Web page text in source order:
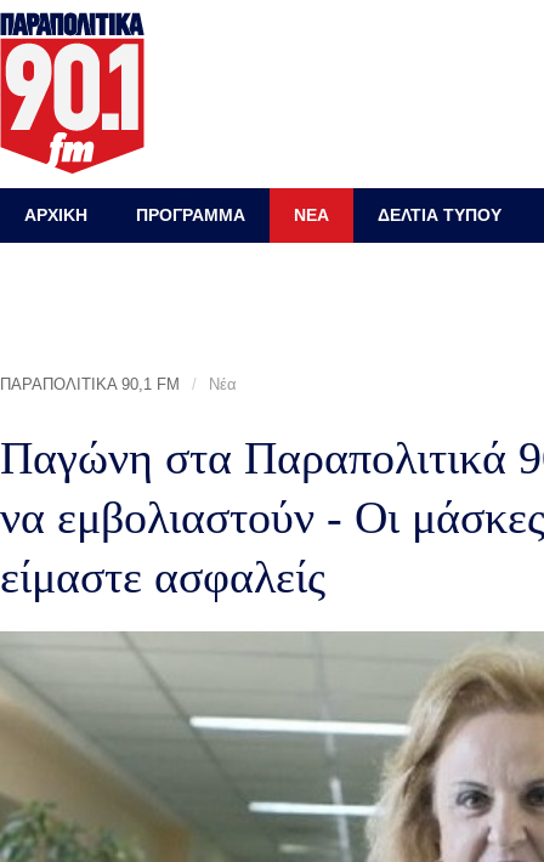
ΑΡΧΙΚΗ ΠΡΟΓΡΑΜΜΑ ΝΕΑ ΔΕΛΤΙΑ ΤΥΠΟΥ
ΠΑΡΑΠΟΛΙΤΙΚΑ 90,1 FM / Νέα
Παγώνη στα Παραπολιτικά
να εμβολιαστούν - Οι
είμαστε ασφαλείς